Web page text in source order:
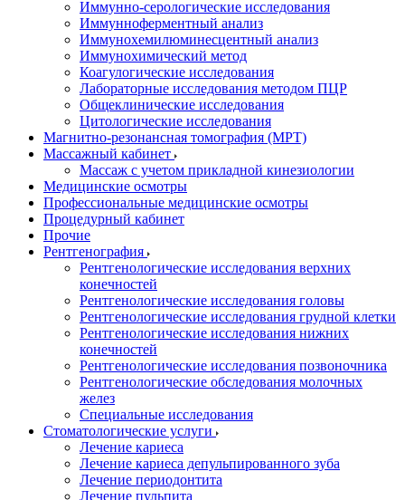
Иммунно-серологические исследования
Иммунноферментный анализ
Иммунохемилюминесцентный анализ
Иммунохимический метод
Коагулогические исследования
Лабораторные исследования методом ПЦР
Общеклинические исследования
Цитологические исследования
Магнитно-резонансная томография (МРТ)
Массажный кабинет
Массаж с учетом прикладной кинезиологии
Медицинские осмотры
Профессиональные медицинские осмотры
Процедурный кабинет
Прочие
Рентгенография
Рентгенологические исследования верхних
конечностей
Рентгенологические исследования головы
Рентгенологические исследования грудной клетки
Рентгенологические исследования нижних
конечностей
Рентгенологические исследования позвоночника
Рентгенологические обследования молочных
желез
Специальные исследования
Стоматологические услуги
Лечение кариеса
Лечение кариеса депульпированного зуба
Лечение периодонтита
Лечение пульпита